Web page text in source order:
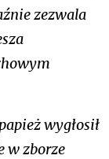
zezwala
wygłosił
w zborze